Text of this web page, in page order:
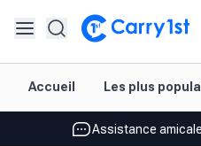
Accueil Les plus
Les meilleures offres
Assistance